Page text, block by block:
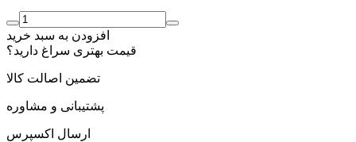
افزودن به سبد خرید
قیمت بهتری سراغ دارید؟
تضمین اصالت کالا
پشتیبانی و مشاوره
ارسال اکسپرس